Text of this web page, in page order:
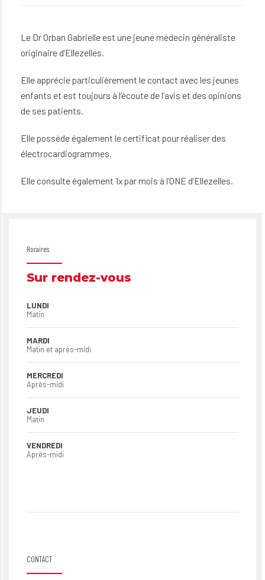
Le Dr Orban Gabrielle est une jeune médecin généraliste
originaire d’Ellezelles.
Elle apprécie particulièrement le contact avec les jeunes
enfants et est toujours à l’écoute de l’avis et des opinions
de ses patients.
Elle possède également le certificat pour réaliser des
électrocardiogrammes.
Elle consulte également 1x par mois à l’ONE d’Ellezelles.
Horaires
Sur rendez-vous
LUNDI
Matin
MARDI
Matin et après-midi
MERCREDI
Après-midi
JEUDI
Matin
VENDREDI
Après-midi
CONTACT